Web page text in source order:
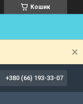
Кошик
+380 (66) 193-33-07